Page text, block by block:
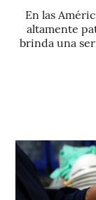
En las
altamente
brinda una